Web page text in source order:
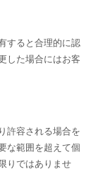
すると合理的に認
した場合にはお客
許容される場合を
な範囲を超えて個
りではありませ